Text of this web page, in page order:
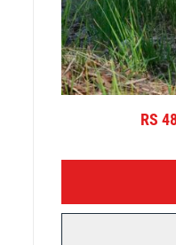
RS